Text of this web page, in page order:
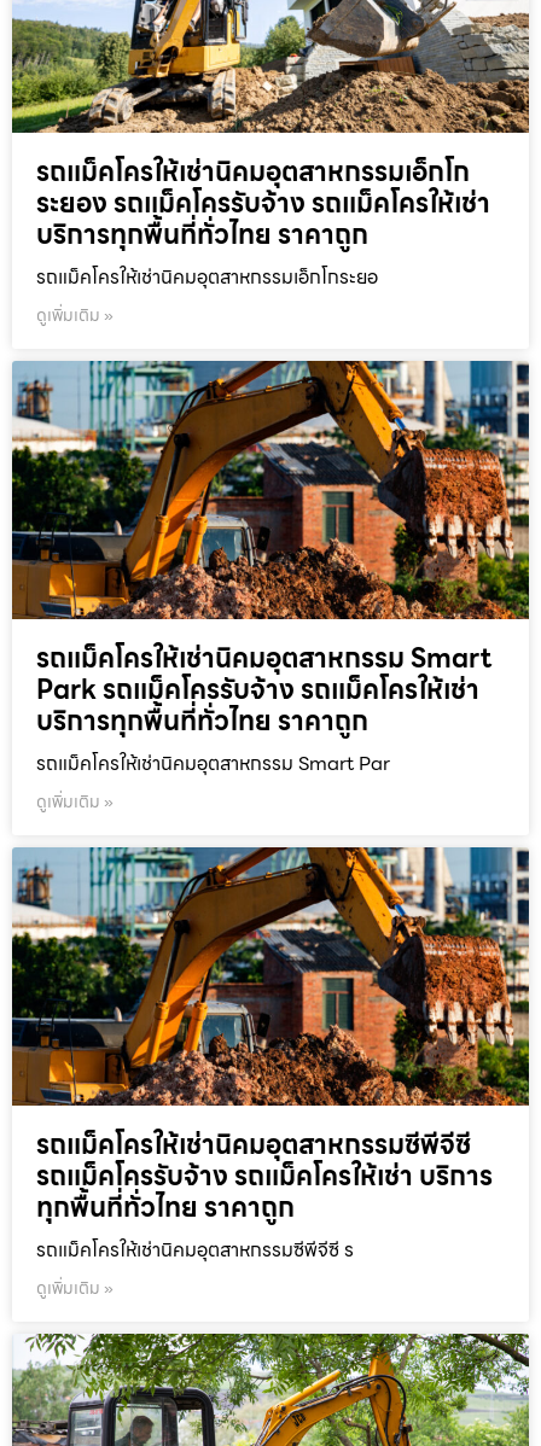
รถแม็คโครให้เช่านิคมอุตสาหกรรมเอ็กโก
ระยอง รถแม็คโครรับจ้าง รถแม็คโครให้เช่า
บริการทุกพื้นที่ทั่วไทย ราคาถูก
รถแม็คโครให้เช่านิคมอุตสาหกรรมเอ็กโกระยอ
ดูเพิ่มเติม »
รถแม็คโครให้เช่านิคมอุตสาหกรรม Smart
Park รถแม็คโครรับจ้าง รถแม็คโครให้เช่า
บริการทุกพื้นที่ทั่วไทย ราคาถูก
รถแม็คโครให้เช่านิคมอุตสาหกรรม Smart Par
ดูเพิ่มเติม »
รถแม็คโครให้เช่านิคมอุตสาหกรรมซีพีจีซี
รถแม็คโครรับจ้าง รถแม็คโครให้เช่า บริการ
ทุกพื้นที่ทั่วไทย ราคาถูก
รถแม็คโครให้เช่านิคมอุตสาหกรรมซีพีจีซี ร
ดูเพิ่มเติม »